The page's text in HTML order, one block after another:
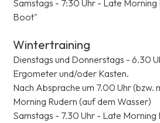
Samstags - 7:30 Uhr - Late Morning
Boot"
Wintertraining
Dienstags und Donnerstags - 6.30
Ergometer und/oder Kasten.
Nach Absprache um 7.00 Uhr (bzw.
Morning Rudern (auf dem Wasser)
Samstags - 7.30 Uhr - Late Morning